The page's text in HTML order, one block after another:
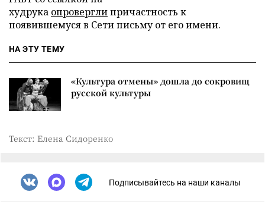
худрука опроверглипричастность к
появившемуся в Сети письму от его имени.
НА ЭТУ ТЕМУ
«Культура отмены» дошла до сокровищ
русской культуры
Текст: Елена Сидоренко
Подписывайтесь на наши каналы